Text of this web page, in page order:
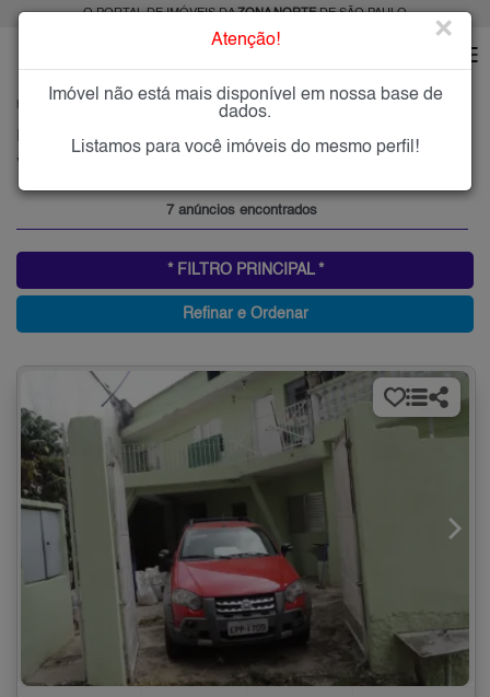
O PORTAL DE IMÓVEIS DAZONA NORTEDE SÃO PAULO
VILA ZILDA
Imóveis para Alugar na Vila Zilda, Zona Norte de São Paulo, SP
Vila Zilda, Zona Norte
7 anúncios encontrados
* FILTRO PRINCIPAL *
Refinar e Ordenar
Atenção! ×
Imóvel não está mais disponível em nossa base de
dados.
Listamos para você imóveis do mesmo perfil!